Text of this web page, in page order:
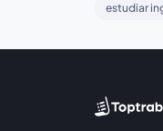
estudiar